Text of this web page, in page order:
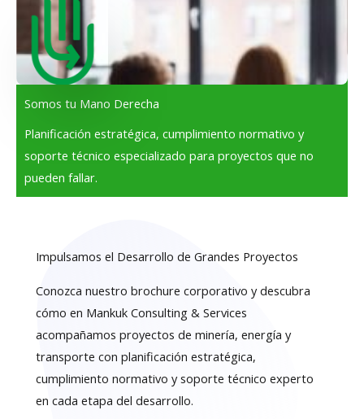
Somos tu Mano Derecha
Planificación estratégica, cumplimiento normativo y
soporte técnico especializado para proyectos que no
pueden fallar.
Impulsamos el Desarrollo de Grandes Proyectos
Conozca nuestro brochure corporativo y descubra
cómo en Mankuk Consulting & Services
acompañamos proyectos de minería, energía y
transporte con planificación estratégica,
cumplimiento normativo y soporte técnico experto
en cada etapa del desarrollo.